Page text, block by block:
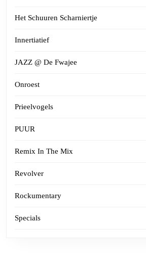
Het Schuuren Scharniertje
Innertiatief
JAZZ @ De Fwajee
Onroest
Prieelvogels
PUUR
Remix In The Mix
Revolver
Rockumentary
Specials